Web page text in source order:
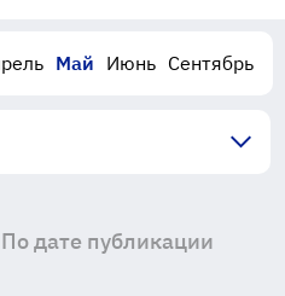
Май Июнь Сентябрь
По дате публикации